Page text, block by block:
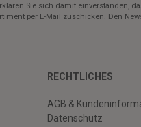
Sie sich damit einverstanden,
per E-Mail zuschicken. Den
RECHTLICHES
AGB &
Datenschutz